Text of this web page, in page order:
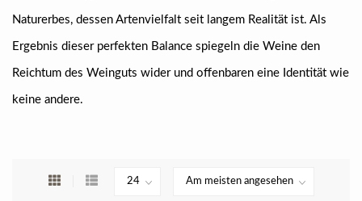
Naturerbes, dessen Artenvielfalt seit langem Realität ist. Als
Ergebnis dieser perfekten Balance spiegeln die Weine den
Reichtum des Weinguts wider und offenbaren eine Identität wie
keine andere.